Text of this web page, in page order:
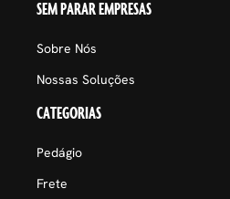
SEM PARAR EMPRESAS
Sobre Nós
Nossas Soluções
CATEGORIAS
Pedágio
Frete